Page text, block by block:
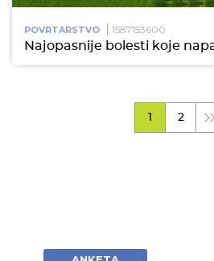
POVRTARSTVO 1587153600
Najopasnije bolesti koje
1 2